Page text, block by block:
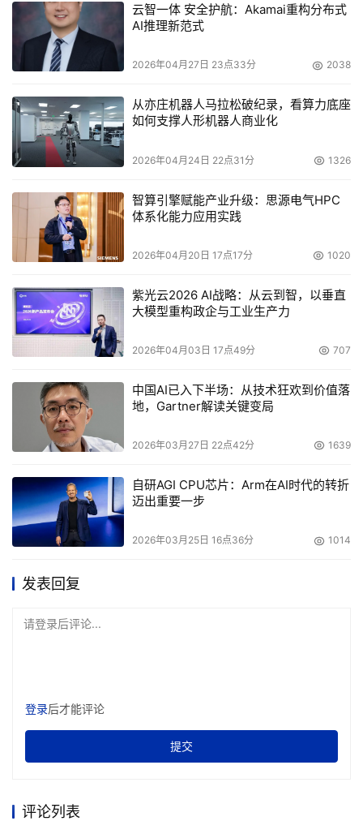
化转型过程中，人工智能的作用是不断增强的，其对于提高
数据处理速度和吞吐量至关重要，而这将加快产品和流程的
评估与创新。
第四个阶段是创成式设计（Generative Design），这一阶
段进一步利用AI技术的能力，根据公司的设计历史和用户输
入来生成产品、制造流程和其他人工制品的设计。在这种情
况下，"创成式设计"能够比目前的软件包发挥更广泛的功
能。以人工智能驱动的创成式设计不是优化单个组件的物理
几何形状，而是可以跨领域整合各种需求，并在系统层面优
化性能。
化设计的闭环过程中实施。人工智能将为一款产品或系统生
成数千种设计，并根据不同要求对这些设计进行评估，并选
出性能最高的一种或多种设计。这些选择将交由工程师团队
伙伴能够提供从始至终的支持，这些条件同样至关重要。
2024年已近在眼前，数字化转型道阻且长，企业应该建立
长远计划，选择适合自身发展的转型之路，躬耕不辍，行则
云智一体 安全护航：Akamai重构分布式
AI推理新范式
2026年04月27日 23点33分 2038
从亦庄机器人马拉松破纪录，看算力底座
如何支撑人形机器人商业化
2026年04月24日 22点31分 1326
智算引擎赋能产业升级：思源电气HPC
体系化能力应用实践
2026年04月20日 17点17分 1020
紫光云2026 AI战略：从云到智，以垂直
大模型重构政企与工业生产力
2026年04月03日 17点49分 707
中国AI已入下半场：从技术狂欢到价值落
地，Gartner解读关键变局
2026年03月27日 22点42分 1639
自研AGI CPU芯片：Arm在AI时代的转折
迈出重要一步
2026年03月25日 16点36分 1014
发表回复
请登录后评论...
登录后才能评论
提交
评论列表